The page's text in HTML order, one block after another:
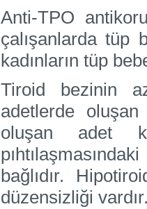
Anti-TPO
çalışanlarda tüp
kadınların tüp
Tiroid bezinin
adetlerde oluşan
oluşan adet
bağlıdır.
düzensizliği